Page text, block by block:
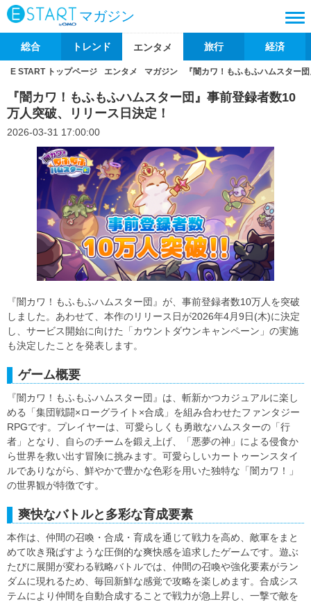
マガジン
総合 トレンド エンタメ 旅行 経済
E START トップページ エンタメ マガジン 『闇カワ！もふもふハムスター
『闇カワ！もふもふハムスター団』事前登録者数10
万人突破、リリース日決定！
2026-03-31 17:00:00
『闇カワ！もふもふハムスター団』が、事前登録者数10万人を突破
しました。あわせて、本作のリリース日が2026年4月9日(木)に決定
し、サービス開始に向けた「カウントダウンキャンペーン」の実施
も決定したことを発表します。
ゲーム概要
『闇カワ！もふもふハムスター団』は、斬新かつカジュアルに楽し
める「集団戦闘×ローグライト×合成」を組み合わせたファンタジー
RPGです。プレイヤーは、可愛らしくも勇敢なハムスターの「行
者」となり、自らのチームを鍛え上げ、「悪夢の神」による侵食か
ら世界を救い出す冒険に挑みます。可愛らしいカートゥーンスタイ
ルでありながら、鮮やかで豊かな色彩を用いた独特な「闇カワ！」
の世界観が特徴です。
爽快なバトルと多彩な育成要素
本作は、仲間の召喚・合成・育成を通じて戦力を高め、敵軍をまと
めて吹き飛ばすような圧倒的な爽快感を追求したゲームです。遊ぶ
たびに展開が変わる戦略バトルでは、仲間の召喚や強化要素がラン
ダムに現れるため、毎回新鮮な感覚で攻略を楽しめます。合成シス
テムにより仲間を自動合成することで戦力が急上昇し、一撃で敵を